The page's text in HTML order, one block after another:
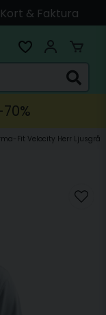
& Faktura
Linköping
Fit Velocity Herr Ljusgrå